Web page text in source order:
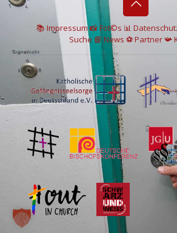
📚 Impressum📸Fot©s 📊
Suche 📘 News ⚽Partner📯